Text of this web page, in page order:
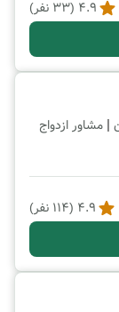
4.9
(
33 نفر)
| مشاور ازدواج
4.9
(
114 نفر)